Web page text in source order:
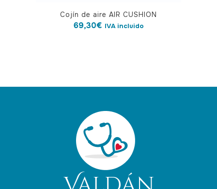
Cojín de aire AIR CUSHION
69,30€ IVA incluido